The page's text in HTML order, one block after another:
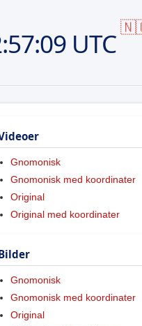
UTC
Gnomonisk
Gnomonisk med koordinater
Original
Original med koordinater
Gnomonisk
Gnomonisk med koordinater
Original